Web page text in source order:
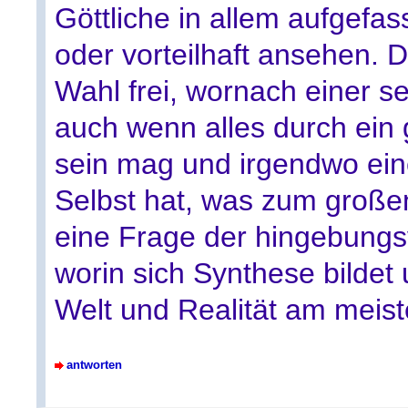
Göttliche in allem
oder vorteilhaft ansehen.
Wahl frei, wornach einer
auch wenn alles durch
sein mag und irgendwo
Selbst hat, was zum
eine Frage der
worin sich Synthese bildet
Welt und Realität am
antworten